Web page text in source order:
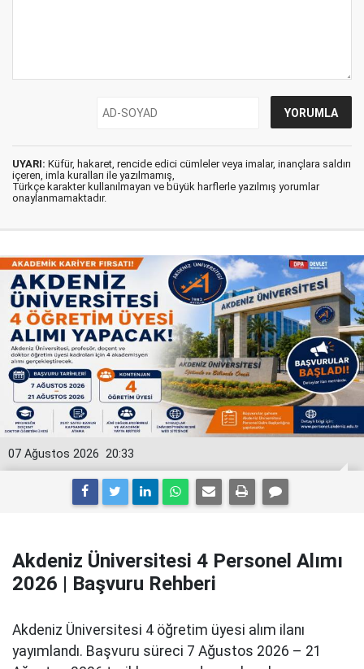
UYARI: Küfür, hakaret, rencide edici cümleler veya imalar, inançlara saldırı
içeren, imla kuralları ile yazılmamış,
Türkçe karakter kullanılmayan ve büyük harflerle yazılmış yorumlar
onaylanmamaktadır.
20:33
07 Ağustos 2026
Akdeniz Üniversitesi 4 Personel Alımı
2026 | Başvuru Rehberi
Akdeniz Üniversitesi 4 öğretim üyesi alım ilanı
yayımlandı. Başvuru süreci 7 Ağustos 2026 – 21